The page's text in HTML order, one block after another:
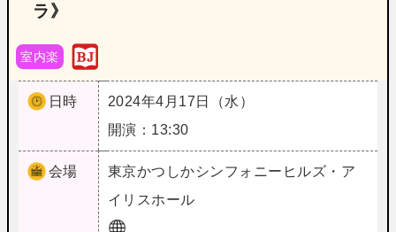
ラ》
室内楽
日時
2024年4月17日（水）
開演：13:30
会場 東京かつしかシンフォニーヒルズ・ア
イリスホール